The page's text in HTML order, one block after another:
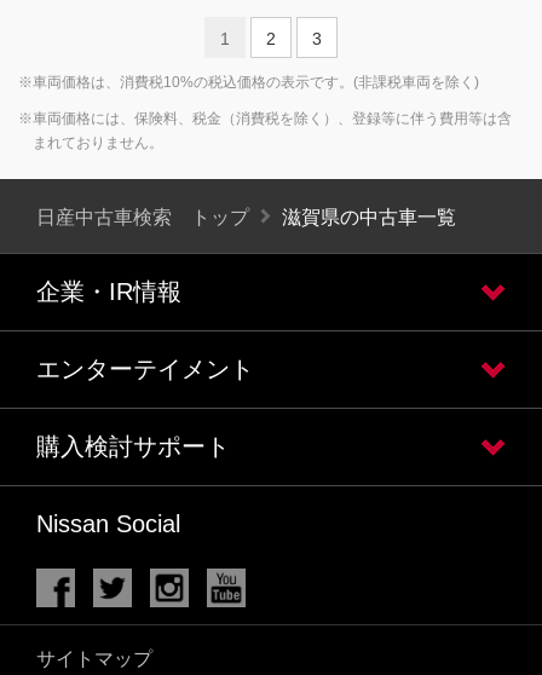
1 2 3
※車両価格は、消費税10%の税込価格の表示です。(非課税車両を除く)
※車両価格には、保険料、税金（消費税を除く）、登録等に伴う費用等は含
まれておりません。
日産中古車検索 トップ 滋賀県の中古車一覧
企業・IR情報
エンターテイメント
購入検討サポート
Nissan Social
サイトマップ